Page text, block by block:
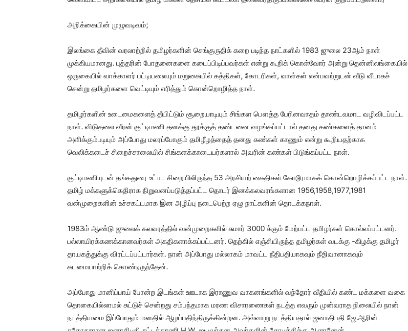
அறிக்கையின் முழுவடிவம்;
இலங்கை தீவின் வரலாற்றில் தமிழர்களின் செங்குருதிக் கறை படிந்த நாட்களில் 1983 ஜுலை 23ஆம் நாள்
முக்கியமானது. புத்தரின் போதனைகளை கடைப்பிடிப்பவர்கள் என்று கூறிக் கொள்வோர் அன்று தென்னிலங்கையில்
ஒருகையில் வாக்காளர் பட்டியலையும் மறுகையில் கத்திகள், கோடரிகள், வாள்கள் என்பவற்றுடன் வீடு வீடாகச்
சென்று தமிழர்களை வெட்டியும் எரித்தும் கொன்றொழித்த நாள்.
தமிழர்களின் உடைமைகளைத் தீயிட்டும் சூறையாடியும் சிங்கள பௌத்த பேரினவாதம் தாண்டவமாட வழிவிடப்பட்ட
நாள். விடுதலை வீரன் குட்டிமணி தனக்கு தூக்குத் தண்டனை வழங்கப்பட்டால் தனது கண்களைத் தானம்
அளிக்கும்படியும் அப்போது மலரப்போகும் தமிழீழத்தைத் தனது கண்கள் காணும் என்று கூறியதற்காக
வெலிக்கடைச் சிறைச்சாலையில் சிங்களக்காடையர்களால் அவரின் கண்கள் பிடுங்கப்பட்ட நாள்.
குட்டிமணியுடன் தங்கதுரை உட்பட சிறையிலிருந்த 53 அரசியற் கைதிகள் கோடூரமாகக் கொன்றொழிக்கப்பட்ட நாள்.
தமிழ் மக்களுக்கெதிராக நிறுவனப்படுத்தப்பட்ட தொடர் இனக்கலவரங்களான 1956,1958,1977,1981
வன்முறைகளின் உச்சகட்டமாக இன அழிப்பு நடைபெற்ற ஏழு நாட்களின் தொடக்கநாள்.
1983ம் ஆண்டு ஜுலைக் கலவரத்தில் வன்முறைகளில் சுமார் 3000 க்கும் மேற்பட்ட தமிழர்கள் கொல்லப்பட்டனர்.
பல்லாயிரக்கணக்கானவர்கள் அகதிகளாக்கப்பட்டனர். தெற்கில் எஞ்சியிருந்த தமிழர்கள் வடக்கு -கிழக்கு தமிழர்
தாயகத்துக்கு விரட்டப்பட்டார்கள். நான் அப்போது மல்லாகம் மாவட்ட நீதிபதியாகவும் நீதிவானாகவும்
கடமையாற்றிக் கொண்டிருந்தேன்.
அப்போது மானிப்பாய் போன்ற இடங்கள் ஊடாக இராணுவ வாகனங்களில் வந்தோர் வீதியில் கண்ட மக்களை வகை
தொகையில்லாமல் சுட்டுச் சென்றது சம்பந்தமாக மரண விசாரணைகள் நடத்த எவரும் முன்வராத நிலையில் நான்
நடத்தியமை இப்போதும் மனதில் ஆழப்பதிந்திருக்கின்றன. அவ்வாறு நடத்தியதால் ஜனாதிபதி ஜே.ஆரின்